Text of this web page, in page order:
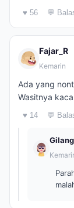
♥ 56 💬
Fajar_R
Kemarin
Ada yang
Wasitnya
♥ 14 💬